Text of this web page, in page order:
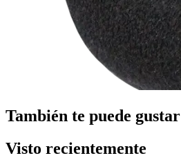
También te puede gustar
Visto recientemente